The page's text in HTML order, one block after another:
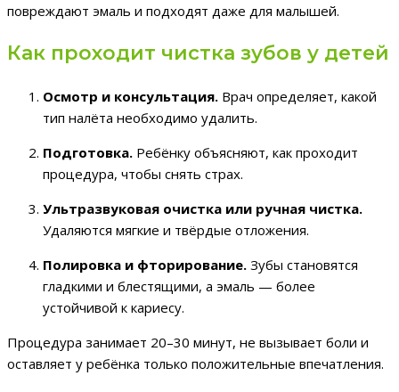
повреждают эмаль и подходят даже для малышей.
Как проходит чистка зубов у детей
Осмотр и консультация. Врач определяет, какой
тип налёта необходимо удалить.
Подготовка. Ребёнку объясняют, как проходит
процедура, чтобы снять страх.
Ультразвуковая очистка или ручная чистка.
Удаляются мягкие и твёрдые отложения.
Полировка и фторирование. Зубы становятся
гладкими и блестящими, а эмаль — более
устойчивой к кариесу.
Процедура занимает 20–30 минут, не вызывает боли и
оставляет у ребёнка только положительные впечатления.